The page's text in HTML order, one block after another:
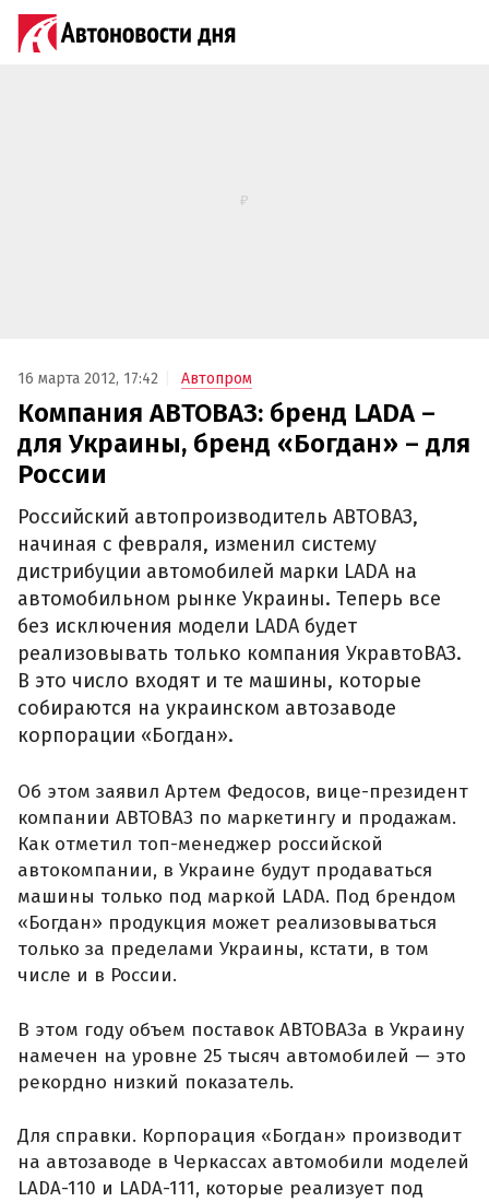
16 марта 2012, 17:42 Автопром
Компания АВТОВАЗ: бренд LADA –
для Украины, бренд «Богдан» – для
России
Российский автопроизводитель АВТОВАЗ,
начиная с февраля, изменил систему
дистрибуции автомобилей марки LADA на
автомобильном рынке Украины. Теперь все
без исключения модели LADA будет
реализовывать только компания УкравтоВАЗ.
В это число входят и те машины, которые
собираются на украинском автозаводе
корпорации «Богдан».
Об этом заявил Артем Федосов, вице-президент
компании АВТОВАЗ по маркетингу и продажам.
Как отметил топ-менеджер российской
автокомпании, в Украине будут продаваться
машины только под маркой LADA. Под брендом
«Богдан» продукция может реализовываться
только за пределами Украины, кстати, в том
числе и в России.
В этом году объем поставок АВТОВАЗа в Украину
намечен на уровне 25 тысяч автомобилей — это
рекордно низкий показатель.
Для справки. Корпорация «Богдан» производит
на автозаводе в Черкассах автомобили моделей
LADA-110 и LADA-111, которые реализует под